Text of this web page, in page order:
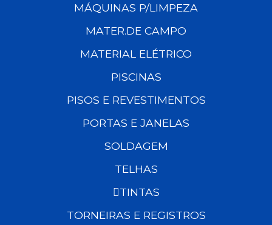
MÁQUINAS P/LIMPEZA
MATER.DE CAMPO
MATERIAL ELÉTRICO
PISCINAS
PISOS E REVESTIMENTOS
PORTAS E JANELAS
SOLDAGEM
TELHAS
TINTAS
TORNEIRAS E REGISTROS